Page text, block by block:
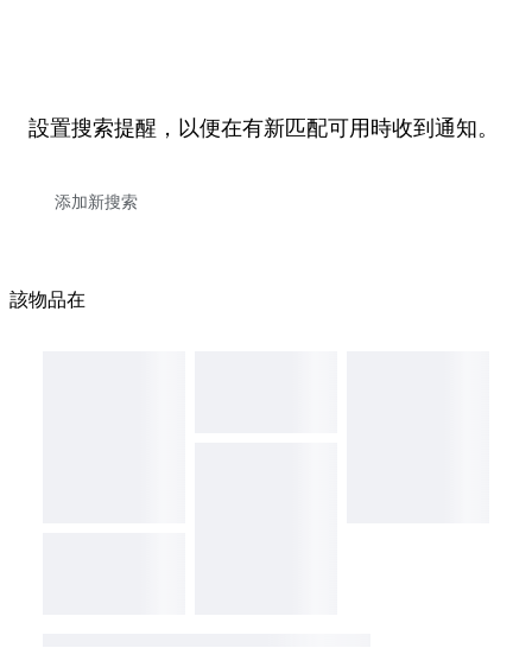
設置搜索提醒，以便在有新匹配可用時收到通知。
該物品在